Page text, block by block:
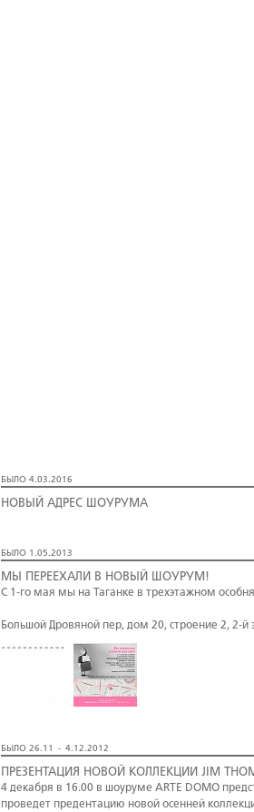
БЫЛО 4.03.2016
НОВЫЙ АДРЕС ШОУРУМА
БЫЛО 1.05.2013
МЫ ПЕРЕЕХАЛИ В НОВЫЙ ШОУРУМ!
С 1-го мая мы на Таганке в трехэтажном
Большой Дровяной пер, дом 20, строение 2, 2-й
БЫЛО 26.11 - 4.12.2012
ПРЕЗЕНТАЦИЯ НОВОЙ КОЛЛЕКЦИИ JIM
4 декабря в 16.00 в шоуруме ARTE DOMO
проведет предентацию новой осенней